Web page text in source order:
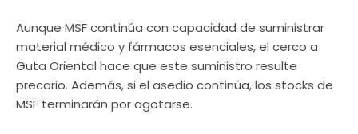
Aunque MSF continúa con capacidad de suministrar
material médico y fármacos esenciales, el cerco a
Guta Oriental hace que este suministro resulte
precario. Además, si el asedio continúa, los stocks de
MSF terminarán por agotarse.